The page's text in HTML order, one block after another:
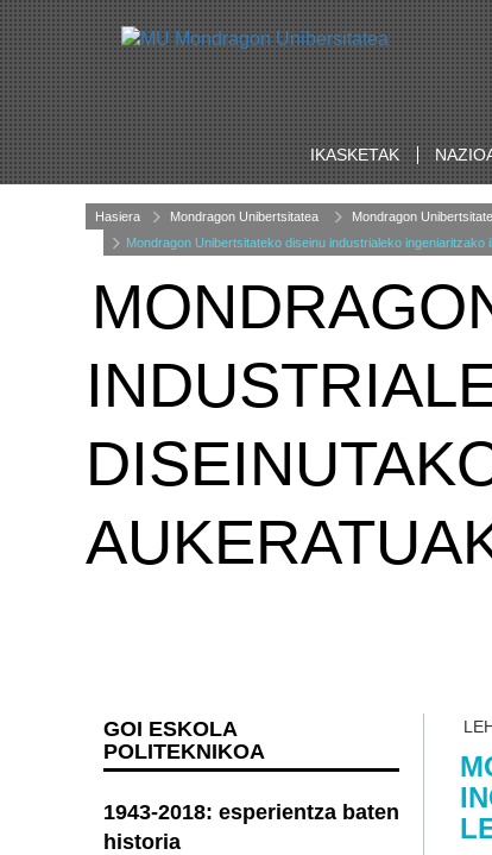
IKASKETAK
Hasiera Mondragon Unibertsitatea Mondragon
Mondragon Unibertsitateko diseinu industrialeko
GOI ESKOLA
POLITEKNIKOA
1943-2018: esperientza baten
historia